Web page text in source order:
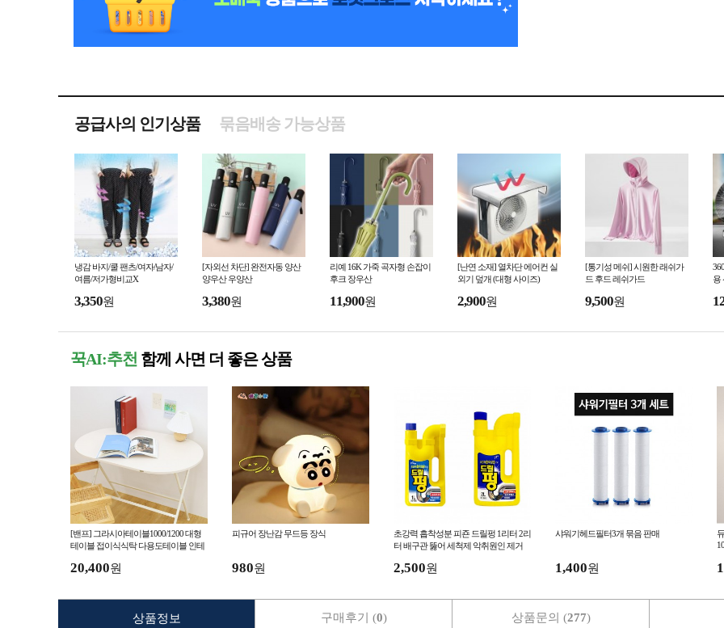
공급사의 인기상품 묶음배송 가능상품
냉감 바지/쿨 팬츠/여자/남자/
여름/저가형비교X
3,350원
[자외선 차단] 완전자동 양산
양우산 우양산
3,380원
리예 16K 가죽 곡자형 손잡이
후크 장우산
11,900원
[난연 소재] 열차단 에어컨 실
외기 덮개 (대형 사이즈)
2,900원
[통기성 메쉬] 시원한 래쉬가
드 후드 레쉬가드
9,500원
용
꾹AI:추천 함께 사면 더 좋은 상품
[밴프] 그라시아테이블1000/1200 대형
테이블 접이식식탁 다용도테이블 인테
20,400원
피규어 장난감 무드등 장식
980원
초강력 흡착성분 피죤 드릴펑 1리터 2리
터 배구관 뚫어 세척제 악취원인 제거
2,500원
샤워기헤드필터3개 묶음 판매
1,400원
상품정보 구매후기 (0) 상품문의 (277)